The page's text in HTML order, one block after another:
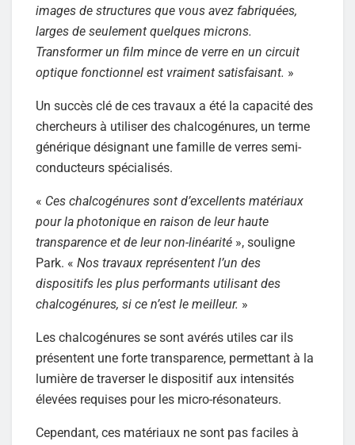
images de structures que vous avez fabriquées,
larges de seulement quelques microns.
Transformer un film mince de verre en un circuit
optique fonctionnel est vraiment satisfaisant. »
Un succès clé de ces travaux a été la capacité des
chercheurs à utiliser des chalcogénures, un terme
générique désignant une famille de verres semi-
conducteurs spécialisés.
« Ces chalcogénures sont d’excellents matériaux
pour la photonique en raison de leur haute
transparence et de leur non-linéarité », souligne
Park. « Nos travaux représentent l’un des
dispositifs les plus performants utilisant des
chalcogénures, si ce n’est le meilleur. »
Les chalcogénures se sont avérés utiles car ils
présentent une forte transparence, permettant à la
lumière de traverser le dispositif aux intensités
élevées requises pour les micro-résonateurs.
Cependant, ces matériaux ne sont pas faciles à